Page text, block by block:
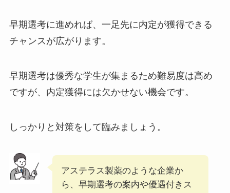
早期選考に進めれば、一足先に内定が獲得できる
チャンスが広がります。
早期選考は優秀な学生が集まるため難易度は高め
ですが、内定獲得には欠かせない機会です。
しっかりと対策をして臨みましょう。
アステラス製薬のような企業か
ら、早期選考の案内や優遇付きス